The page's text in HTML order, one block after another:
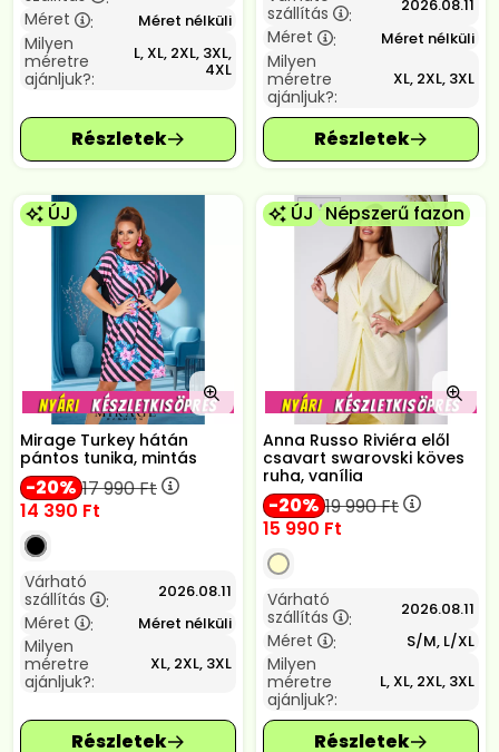
Méret
: Méret nélküli
Milyen
méretre
ajánljuk?:
L, XL, 2XL, 3XL,
4XL
szállítás
: 2026.08.11
Méret : Méret nélküli
Milyen
méretre
ajánljuk?:
XL, 2XL, 3XL
ÚJ
Mirage Turkey hátán
pántos tunika, mintás
20 17 990Ft
14 390 Ft
Várható
szállítás
: 2026.08.11
Méret : Méret nélküli
Milyen
méretre
ajánljuk?:
XL, 2XL, 3XL
ÚJ Népszerű fazon
Anna Russo Riviéra elől
csavart swarovski köves
ruha, vanília
20 19 990Ft
15 990 Ft
Várható
szállítás
: 2026.08.11
Méret : S/M, L/XL
Milyen
méretre
ajánljuk?:
L, XL, 2XL, 3XL